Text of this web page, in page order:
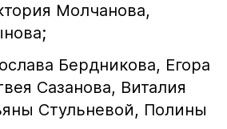
Молчанова,
Бердникова, Егора
Сазанова, Виталия
Стульневой, Полины